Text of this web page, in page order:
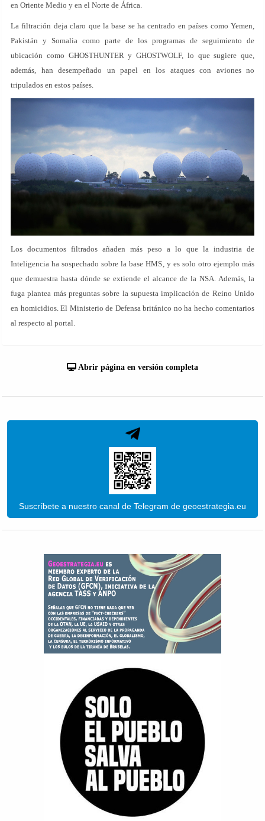
en Oriente Medio y en el Norte de África.
La filtración deja claro que la base se ha centrado en países como Yemen,
Pakistán y Somalia como parte de los programas de seguimiento de
ubicación como GHOSTHUNTER y GHOSTWOLF, lo que sugiere que,
además, han desempeñado un papel en los ataques con aviones no
tripulados en estos países.
Los documentos filtrados añaden más peso a lo que la industria de
Inteligencia ha sospechado sobre la base HMS, y es solo otro ejemplo más
que demuestra hasta dónde se extiende el alcance de la NSA. Además, la
fuga plantea más preguntas sobre la supuesta implicación de Reino Unido
en homicidios. El Ministerio de Defensa británico no ha hecho comentarios
al respecto al portal.
Abrir página en versión completa
Suscríbete a nuestro canal de Telegram de geoestrategia.eu